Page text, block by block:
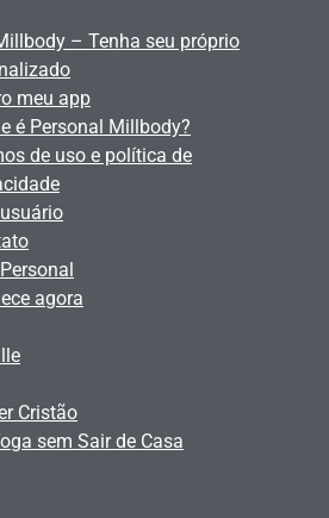
– Tenha seu próprio
meu app
é Personal Millbody?
de uso e política de
agora
Cristão
sem Sair de Casa